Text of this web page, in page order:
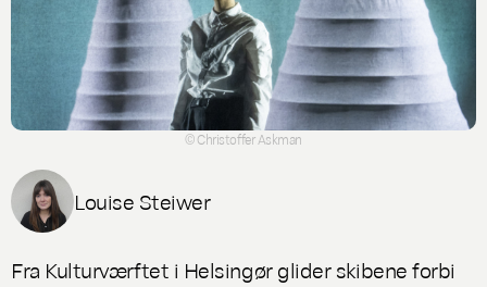
© Christoffer Askman
Louise Steiwer
Fra Kulturværftet i Helsingør glider skibene forbi